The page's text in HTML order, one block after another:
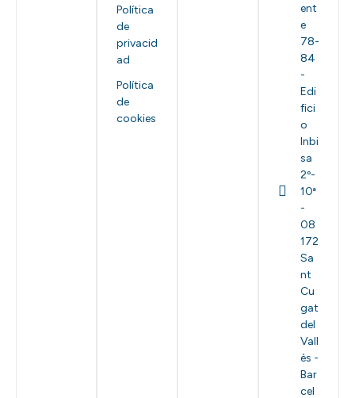
Política
de
privacid
ad
Política
de
cookies
ent
e
78-
84
-
Edi
fici
o
Inbi
sa
2º-
10ª
-
08
172
Sa
nt
Cu
gat
del
Vall
ès -
Bar
cel